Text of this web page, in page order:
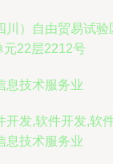
川）自由贸易试
元22层2212号
息技术服务业
开发,软件开发,软
息技术服务业